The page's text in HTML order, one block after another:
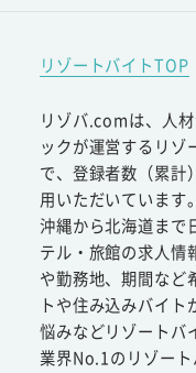
リゾートバイトTOP
リゾバ.comは、人
ックが運営するリゾ
で、登録者数（累
用いただいています。
沖縄から北海道まで
テル・旅館の求人情
や勤務地、期間など
トや住み込みバイ
悩みなどリゾートバ
業界No.1のリゾー